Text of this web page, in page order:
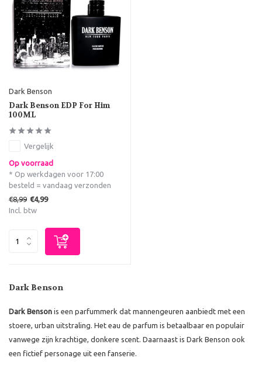
Dark Benson
Dark Benson EDP For Him
100ML
Vergelijk
Op voorraad
* Op werkdagen voor 17:00
besteld = vandaag verzonden
€8,99 €4,99
Incl. btw
Dark Benson
Dark Benson is een parfummerk dat mannengeuren aanbiedt met een
stoere, urban uitstraling. Het eau de parfum is betaalbaar en populair
vanwege zijn krachtige, donkere scent. Daarnaast is Dark Benson ook
een fictief personage uit een fanserie.